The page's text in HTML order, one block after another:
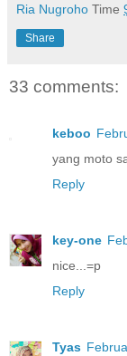
Ria Nugroho Time
Share
33 comments:
keboo
yang moto
Reply
key-one
nice...=p
Reply
Tyas